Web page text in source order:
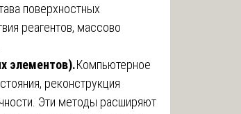
поверхностных
реагентов, массово
элементов).Компьютерное
реконструкция
Эти методы расширяют